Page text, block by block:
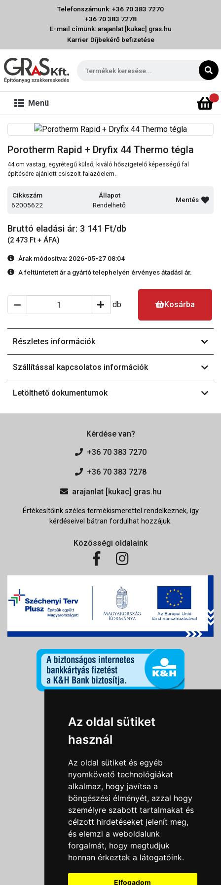
Az oldal sütiket
használ
Az oldal sütiket és egyéb
nyomkövető technológiákat
alkalmaz, hogy javítsa a
böngészési élményét, azzal hogy
személyre szabott tartalmakat és
célzott hirdetéseket jelenít meg,
és elemzi a weboldalunk
forgalmát, hogy megtudjuk
honnan érkeztek a látogatóink.
Elfogadom
Telefonszámunk: +36 70 383 7270
+36 70 383 7278
E-mail címünk: arajanlat [kukac] gras.hu
Karrier Díjbekérő befizetése
Menü
Porotherm Rapid + Dryfix 44 Thermo tégla
44 cm vastag, egyrétegű külső, kiváló hőszigetelő képességű fal
építésére ajánlott csiszolt falazóelem.
Cikkszám
62005622
Állapot
Rendelhető
Mentés
Bruttó eladási ár: 3 141 Ft/db
(2 473 Ft + ÁFA)
Árak módosítva: 2026-05-27 08:04
A feltüntetett ár a gyártó telephelyén érvényes átadási ár.
db Kosárba
Részletes információk
Szállítással kapcsolatos információk
Letölthető dokumentumok
Kérdése van?
+36 70 383 7270
+36 70 383 7278
arajanlat [kukac] gras.hu
Értékesítőink széles termékismerettel rendelkeznek, így
kérdéseivel bátran fordulhat hozzájuk.
Közösségi oldalaink
Információk
Általános szerződési feltételek
Impresszum
Nyereményjáték szabály
Outlet nap nyereményjáték szabályzat
Süti beállítások
Menü
Ajánlatkérés
Szakmai tippek / Újdonságok
Kapcsolat